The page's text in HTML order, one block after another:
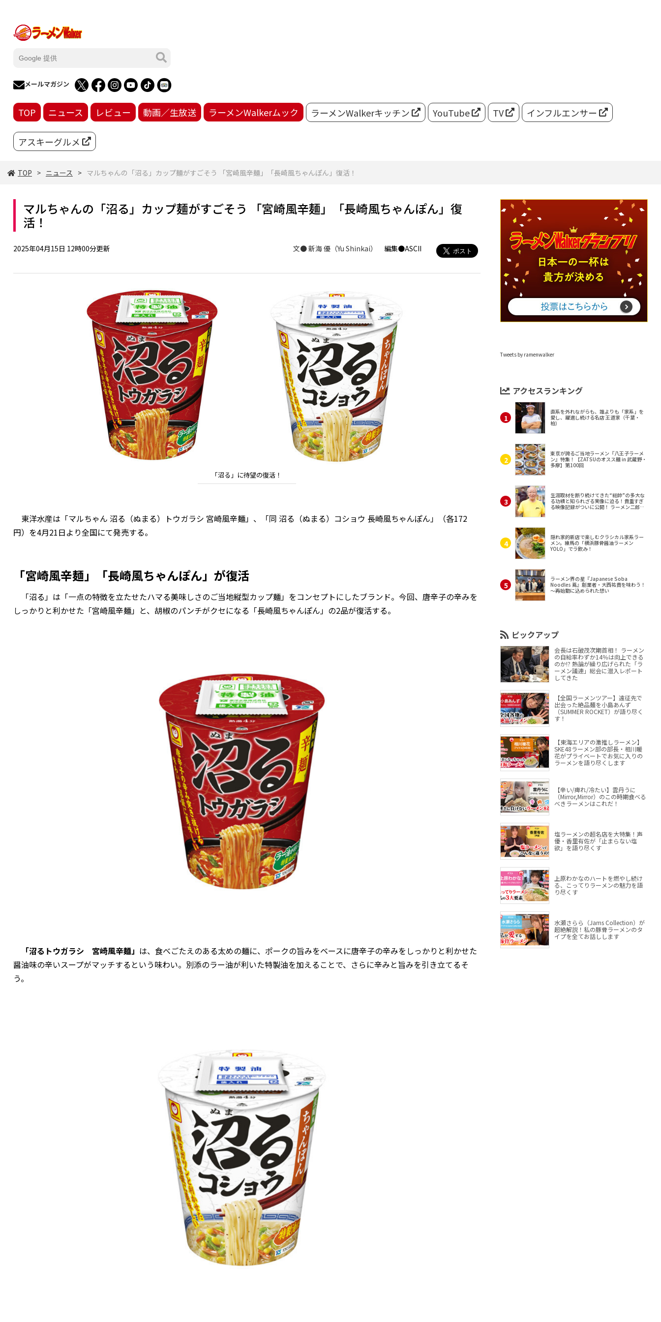
メールマガジン
TOP ニュース レビュー 動画／生放送 ラーメンWalkerムック ラーメンWalkerキッチン YouTube TV インフルエンサー
アスキーグルメ
TOP ニュース マルちゃんの「沼る」カップ麺がすごそう 「宮崎風辛麺」「長崎風ちゃんぽん」復活！
マルちゃんの「沼る」カップ麺がすごそう 「宮崎風辛麺」「長崎風ちゃんぽん」復
活！
2025年04月15日 12時00分更新 文●新海 優（Yu Shinkai） 編集●ASCII
「沼る」に待望の復活！
東洋水産は「マルちゃん 沼る（ぬまる）トウガラシ 宮崎風辛麺」、「同 沼る（ぬまる）コショウ 長崎風ちゃんぽん」（各172
円）を4月21日より全国にて発売する。
「宮崎風辛麺」「長崎風ちゃんぽん」が復活
「沼る」は「一点の特徴を立たせたハマる美味しさのご当地縦型カップ麺」をコンセプトにしたブランド。今回、唐辛子の辛みを
しっかりと利かせた「宮崎風辛麺」と、胡椒のパンチがクセになる「長崎風ちゃんぽん」の2品が復活する。
「沼るトウガラシ 宮崎風辛麺」 は、食べごたえのある太めの麺に、ポークの旨みをベースに唐辛子の辛みをしっかりと利かせた
醤油味の辛いスープがマッチするという味わい。別添のラー油が利いた特製油を加えることで、さらに辛みと旨みを引き立てるそ
う。
Tweets by ramenwalker
アクセスランキング
直系を外れながらも、誰よりも「家系」を
愛し、躍進し続ける名店 王道家（千葉・
柏）
東京が誇るご当地ラーメン『八王子ラーメ
ン』特集！【ZATSUのオスス麺 in 武蔵野・
多摩】第100回
生涯取材を断り続けてきた“総帥”の多大な
る功績と知られざる実像に迫る！貴重すぎ
る映像記録がついに公開！ ラーメン二郎
隠れ家的新店で楽しむクラシカル家系ラー
メン。練馬の「横浜豚骨醤油ラーメン
YOLO」でラ飲み！
ラーメン界の星『Japanese Soba
Noodles 蔦』創業者・大西祐貴を味わう！
～再始動に込められた想い
ピックアップ
会長は石破茂次期首相！ ラーメン
の自給率わずか14％は向上できる
のか!? 熱論が繰り広げられた「ラ
ーメン議連」総会に潜入レポート
してきた
【全国ラーメンツアー】遠征先で
出会った絶品麺を小島あんず
（SUMMER ROCKET）が語り尽く
す！
【東海エリアの激推しラーメン】
SKE48ラーメン部の部長・相川暖
花がプライベートでお気に入りの
ラーメンを語り尽くします
【辛い/痺れ/冷たい】雲丹うに
（Mirror,Mirror）のこの時期食べる
べきラーメンはこれだ！
塩ラーメンの超名店を大特集！声
優・香里有佐が「止まらない塩
欲」を語り尽くす
上原わかなのハートを燃やし続け
る、こってりラーメンの魅力を語
り尽くす
水瀬さらら（Jams Collection）が
超絶解説！私の豚骨ラーメンのタ
イプを全てお話しします